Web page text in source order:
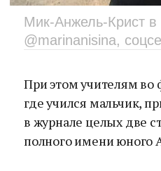
Мик-Анжель-Крист в
@marinanisina,
При этом учителям во
где учился мальчик,
в журнале целых две
полного имени юного